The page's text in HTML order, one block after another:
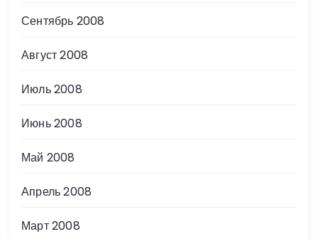
Сентябрь 2008
Август 2008
Июль 2008
Июнь 2008
Май 2008
Апрель 2008
Март 2008